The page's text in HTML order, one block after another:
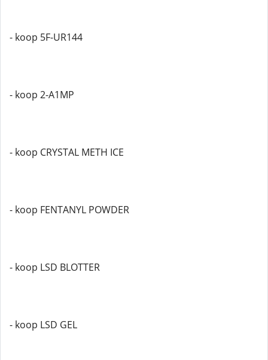
- koop 5F-UR144
- koop 2-A1MP
- koop CRYSTAL METH ICE
- koop FENTANYL POWDER
- koop LSD BLOTTER
- koop LSD GEL